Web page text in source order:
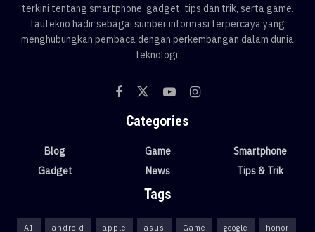
terkini tentang smartphone, gadget, tips dan trik, serta game.
tautekno hadir sebagai sumber informasi terpercaya yang
menghubungkan pembaca dengan perkembangan dalam dunia
teknologi.
Categories
Blog
Gadget
Game
News
Smartphone
Tips & Trik
Tags
AI android apple asus Game google honor